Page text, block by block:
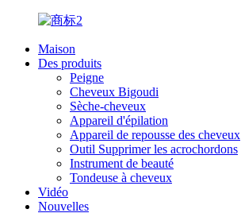
Maison
Des produits
Peigne
Cheveux Bigoudi
Sèche-cheveux
Appareil d'épilation
Appareil de repousse des cheveux
Outil Supprimer les acrochordons
Instrument de beauté
Tondeuse à cheveux
Vidéo
Nouvelles